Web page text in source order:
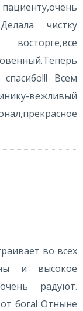
чистку
Всем
вежливый
во всех
и высокое
радуют.
бога! Отныне